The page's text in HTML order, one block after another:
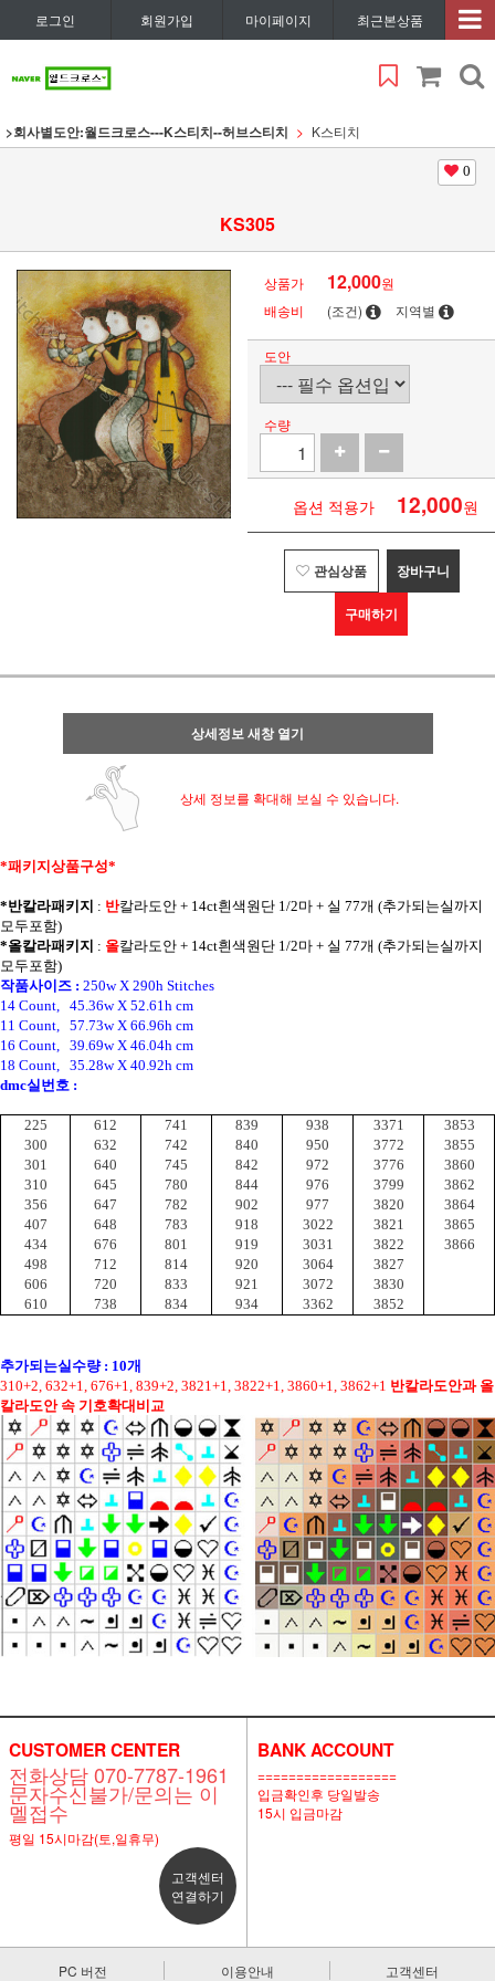
로그인 회원가입 마이페이지 최근본상품
>회사별도안:월드크로스---K스티치--허브스티치 K스티치
0
KS305
상품가 12,000원
배송비
(조건) 지역별
도안
수량
옵션 적용가 12,000원
관심상품 장바구니
구매하기
상세정보 새창 열기
상세 정보를 확대해 보실 수 있습니다.
*패키지상품구성*
*반칼라패키지 : 반칼라도안 + 14ct흰색원단 1/2마 + 실 77개 (추가되는실까지
모두포함)
*올칼라패키지 : 올칼라도안 + 14ct흰색원단 1/2마 + 실 77개 (추가되는실까지
모두포함)
작품사이즈 : 250w X 290h Stitches
14 Count, 45.36w X 52.61h cm
11 Count, 57.73w X 66.96h cm
16 Count, 39.69w X 46.04h cm
18 Count, 35.28w X 40.92h cm
dmc실번호 :
225 612 741 839 938 3371
3853
300
632 742 840 950 3772
3855
301
640 745 842 972 3776
3860
310
645 780 844 976 3799
3862
356
647 782 902 977 3820
3864
407
648 783 918 3022 3821
3865
434
676 801 919 3031 3822
3866
498
712 814 920 3064
3827
606
720 833 921 3072
3830
610
738 834 934 3362 3852
추가되는실수량 : 10개
310+2, 632+1, 676+1, 839+2, 3821+1, 3822+1, 3860+1, 3862+1 반칼라도안과 올
칼라도안 속 기호확대비교
CUSTOMER CENTER
전화상담 070-7787-1961
문자수신불가/문의는 이
멜접수
평일 15시마감(토,일휴무)
고객센터
연결하기
BANK ACCOUNT
==================
입금확인후 당일발송
15시 입금마감
PC 버전 이용안내 고객센터